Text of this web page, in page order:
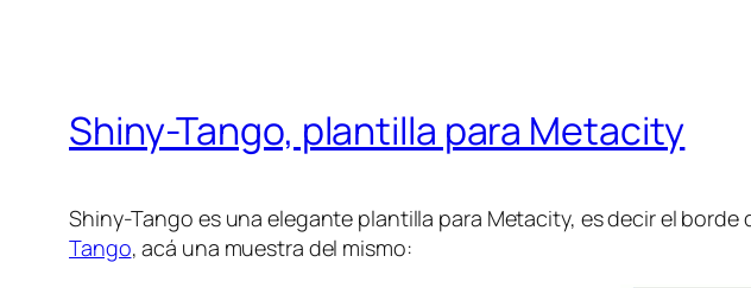
Shiny-Tango, plantilla para Metacity
Shiny-Tango es una elegante plantilla para Metacity, es decir el borde
Tango, acá una muestra del mismo: